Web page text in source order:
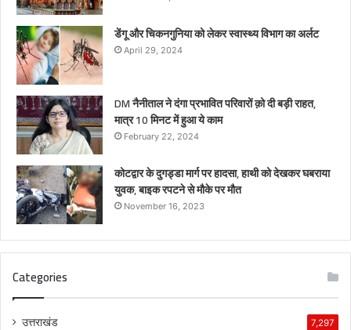
डेंगू और चिकनगुनिया को लेकर स्वास्थ्य विभाग का अर्लट
April 29, 2024
DM नैनीताल ने दंगा प्रभावित परिवारों क़ो दी बड़ी राहत,
मात्र 10 मिनट में हुआ ये काम
February 22, 2024
कोटद्वार के दुगड्डा मार्ग पर हादसा, हाथी को देखकर घबराया
युवक, बाइक रपटने से मौके पर मौत
November 16, 2023
Categories
उत्तराखंड 7,297